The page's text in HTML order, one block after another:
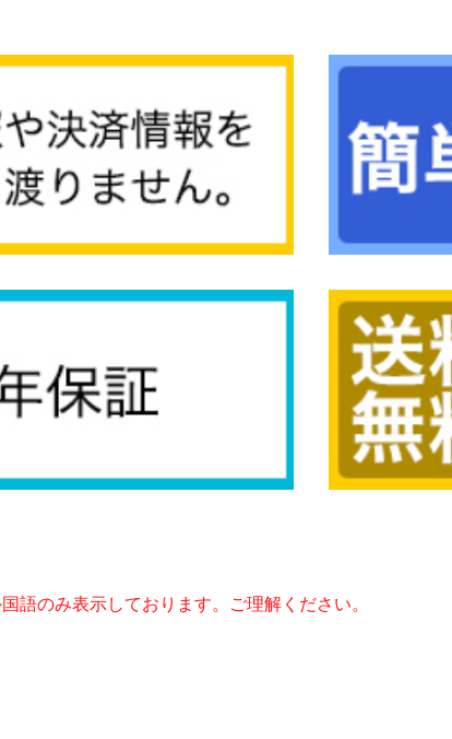
語のみ表示しております。ご理解ください。